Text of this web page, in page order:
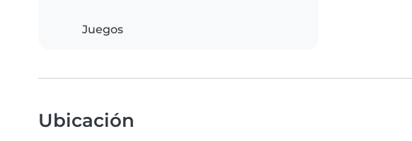
Juegos
Ubicación